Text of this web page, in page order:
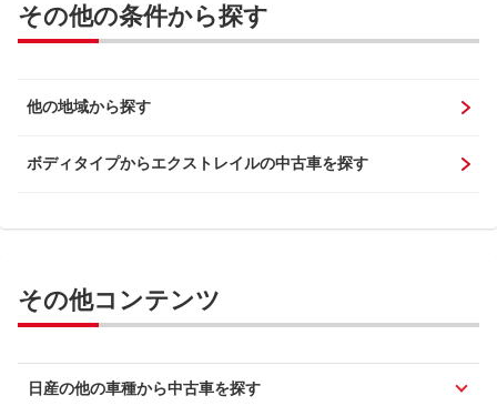
その他の条件から探す
他の地域から探す
ボディタイプからエクストレイルの中古車を探す
その他コンテンツ
日産の他の車種から中古車を探す